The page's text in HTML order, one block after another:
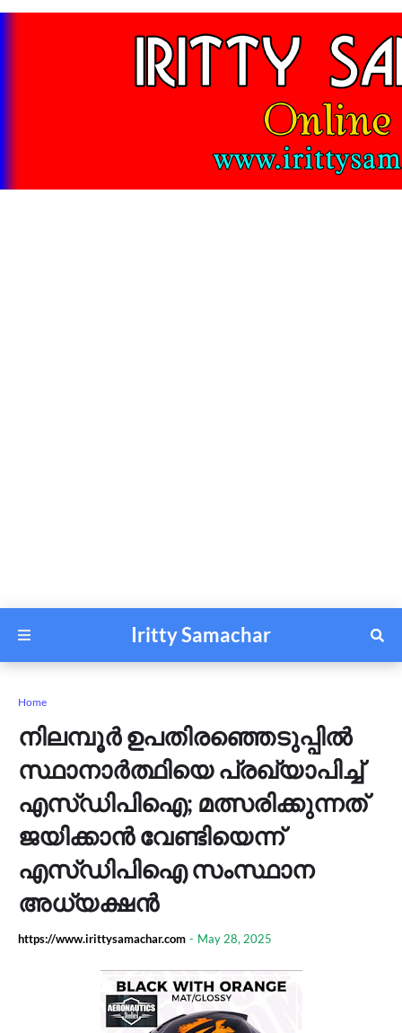
Iritty Samachar
Home
നിലമ്പൂര്‍ ഉപതിരഞ്ഞെടുപ്പില്‍
സ്ഥാനാര്‍ത്ഥിയെ പ്രഖ്യാപിച്ച്
എസ്ഡിപിഐ; മത്സരിക്കുന്നത്
ജയിക്കാന്‍ വേണ്ടിയെന്ന്
എസ്ഡിപിഐ സംസ്ഥാന
അധ്യക്ഷന്‍
https://www.irittysamachar.com - May 28, 2025